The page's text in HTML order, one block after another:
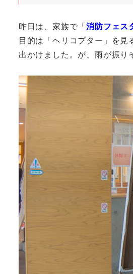
昨日は、家族で「消防フェス
目的は「ヘリコプター」を
出かけました。が、雨が振り